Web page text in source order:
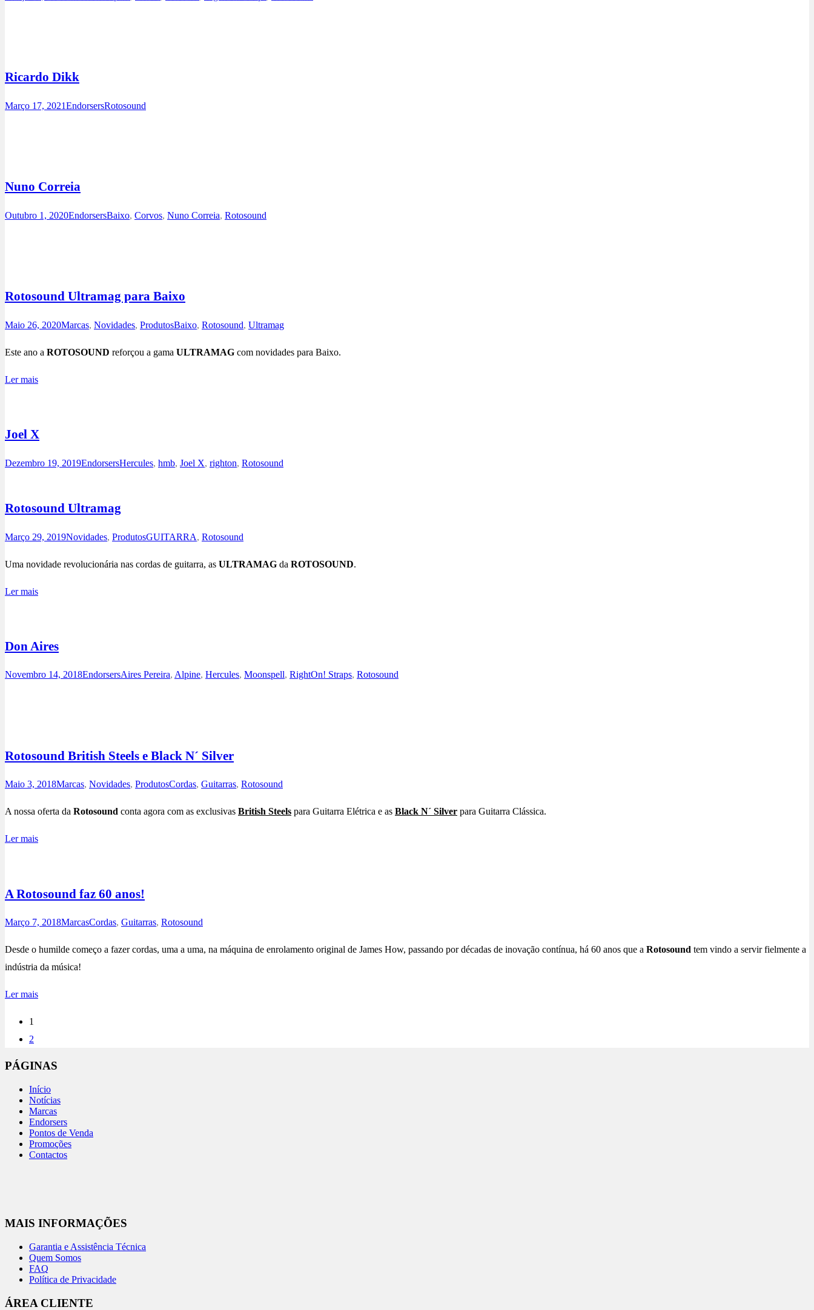
Ricardo Dikk
Março 17, 2021EndorsersRotosound
Nuno Correia
Outubro 1, 2020EndorsersBaixo, Corvos, Nuno Correia, Rotosound
Rotosound Ultramag para Baixo
Maio 26, 2020Marcas, Novidades, ProdutosBaixo, Rotosound, Ultramag
Este ano a ROTOSOUND reforçou a gama ULTRAMAG com novidades para Baixo.
Ler mais
Joel X
Dezembro 19, 2019EndorsersHercules, hmb, Joel X, righton, Rotosound
Rotosound Ultramag
Março 29, 2019Novidades, ProdutosGUITARRA, Rotosound
Uma novidade revolucionária nas cordas de guitarra, as ULTRAMAG da ROTOSOUND.
Ler mais
Don Aires
Novembro 14, 2018EndorsersAires Pereira, Alpine, Hercules, Moonspell, RightOn! Straps, Rotosound
Rotosound British Steels e Black N´ Silver
Maio 3, 2018Marcas, Novidades, ProdutosCordas, Guitarras, Rotosound
A nossa oferta da Rotosound conta agora com as exclusivas British Steels para Guitarra Elétrica e as Black N´ Silver para Guitarra Clássica.
Ler mais
A Rotosound faz 60 anos!
Março 7, 2018MarcasCordas, Guitarras, Rotosound
Desde o humilde começo a fazer cordas, uma a uma, na máquina de enrolamento original de James How, passando por décadas de inovação contínua, há 60 anos que a Rotosound tem vindo a servir fielmente a
indústria da música!
Ler mais
1
2
PÁGINAS
Início
Notícias
Marcas
Endorsers
Pontos de Venda
Promoções
Contactos
MAIS INFORMAÇÕES
Garantia e Assistência Técnica
Quem Somos
FAQ
Política de Privacidade
ÁREA CLIENTE